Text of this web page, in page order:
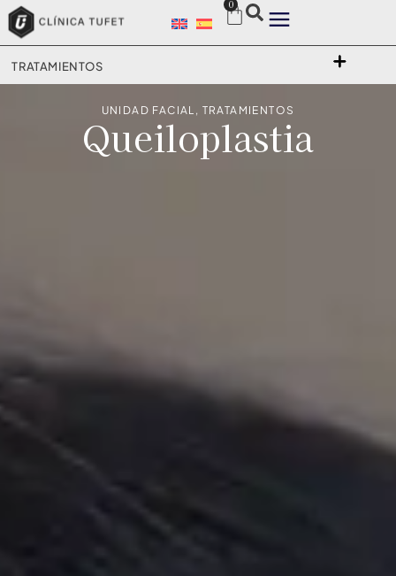
0
TRATAMIENTOS
UNIDAD FACIAL , TRATAMIENTOS
Queiloplastia